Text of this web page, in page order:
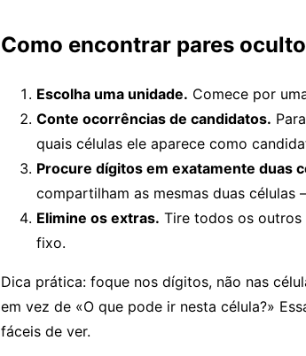
Como encontrar pares
Escolha uma unidade. Comece por
Conte ocorrências de candidatos.
quais células ele aparece como
Procure dígitos em exatamente duas
compartilham as mesmas duas
Elimine os extras. Tire todos os outros
fixo.
Dica prática: foque nos dígitos, não nas
em vez de «O que pode ir nesta célula?»
fáceis de ver.